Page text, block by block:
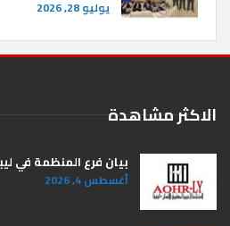
يوليو 28, 2026
الاكثر مشاهدة
بيان فرع المنظمة في
أغسطس 4, 2026